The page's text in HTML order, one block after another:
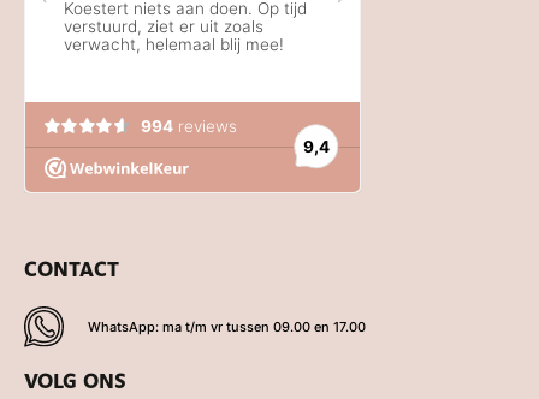
CONTACT
WhatsApp: ma t/m vr tussen 09.00 en 17.00
VOLG ONS